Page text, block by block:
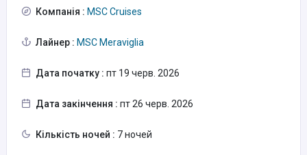
Компанія : MSC Cruises
Лайнер : MSC Meraviglia
Дата початку : пт 19 черв. 2026
Дата закінчення : пт 26 черв. 2026
Кількість ночей : 7 ночей